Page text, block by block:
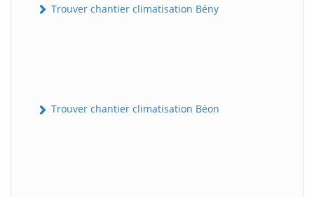
Trouver chantier climatisation Bény
Trouver chantier climatisation Béon